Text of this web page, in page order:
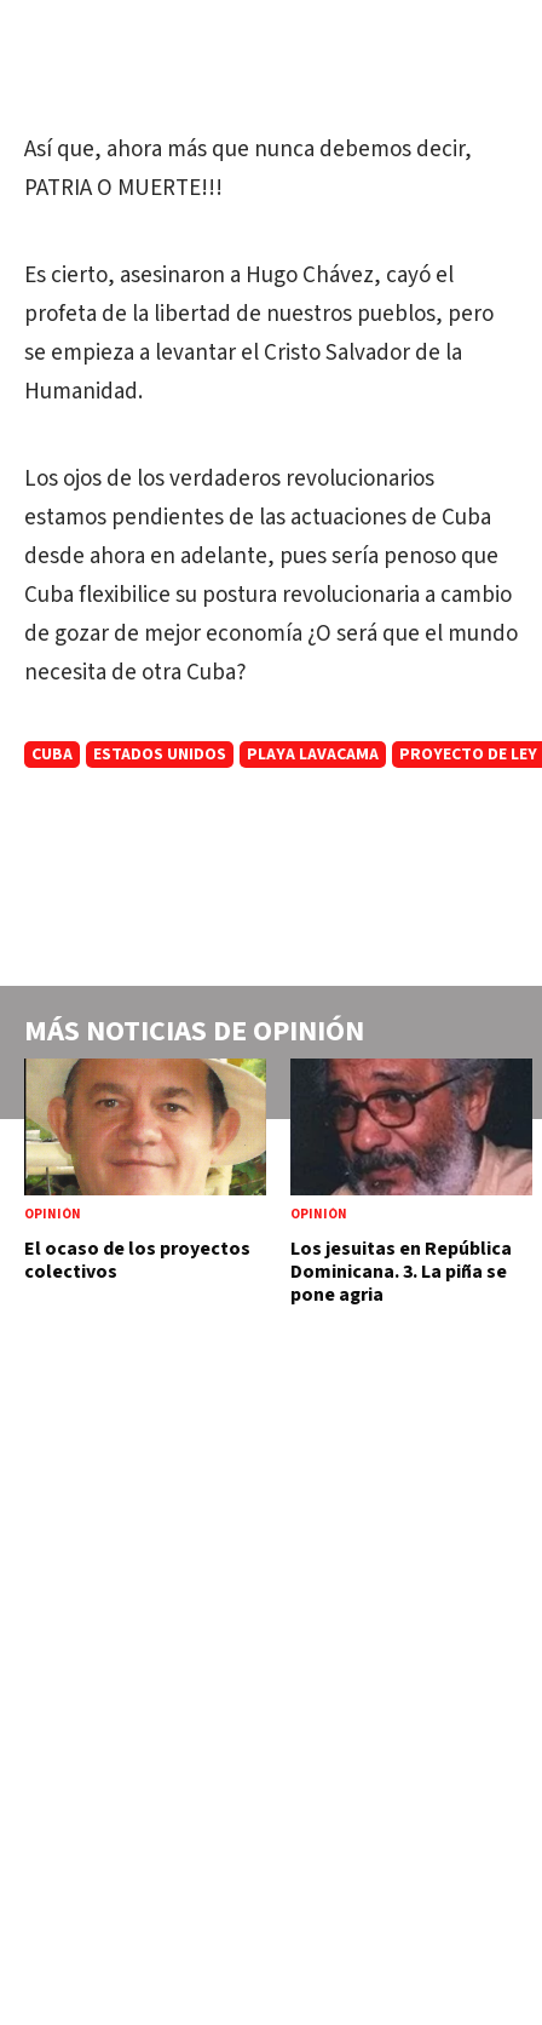
Así que, ahora más que nunca debemos decir,
PATRIA O MUERTE!!!
Es cierto, asesinaron a Hugo Chávez, cayó el
profeta de la libertad de nuestros pueblos, pero
se empieza a levantar el Cristo Salvador de la
Humanidad.
Los ojos de los verdaderos revolucionarios
estamos pendientes de las actuaciones de Cuba
desde ahora en adelante, pues sería penoso que
Cuba flexibilice su postura revolucionaria a cambio
de gozar de mejor economía ¿O será que el mundo
necesita de otra Cuba?
CUBA ESTADOS UNIDOS PLAYA LAVACAMA PROYECTO DE
MÁS NOTICIAS DE OPINIÓN
OPINIÓN
El ocaso de los proyectos
colectivos
OPINIÓN
Los jesuitas en República
Dominicana. 3. La piña se
pone agria